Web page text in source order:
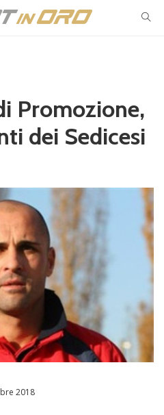
Promozione,
dei Sedicesi
2018